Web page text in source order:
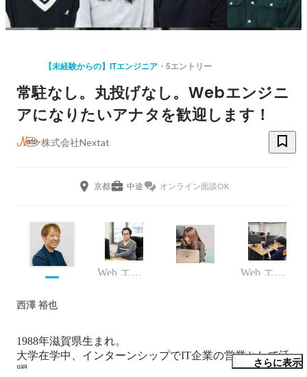
【未経験からの】ITエンジニア 5エントリー
常駐なし。丸投げなし。Webエンジニ
アになりたいアナタを歓迎します！
株式会社Nextat
京都 中途 オンライン面談OK
Web エンジニア Web エンジニア
西澤 裕也
1988年滋賀県生まれ。
大学在学中、インターンシップでIT企業の営業として活
躍。
さらに表示